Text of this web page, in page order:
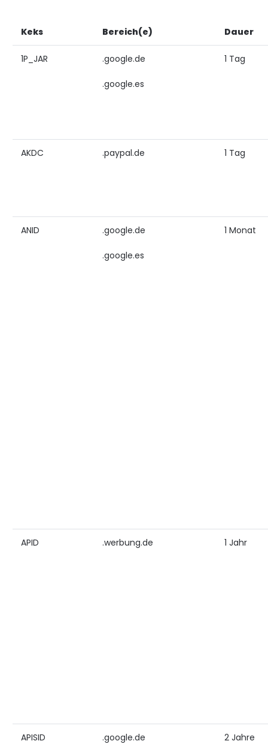
Keks Bereich(e) Dauer
1P_JAR .google.de
.google.es
1 Tag
AKDC .paypal.de 1 Tag
ANID .google.de
.google.es
1 Monat
APID .werbung.de 1 Jahr
APISID .google.de 2 Jahre